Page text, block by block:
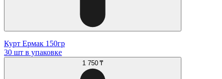
Курт Ермак 150гр
30 шт в упаковке
1 750 ₸